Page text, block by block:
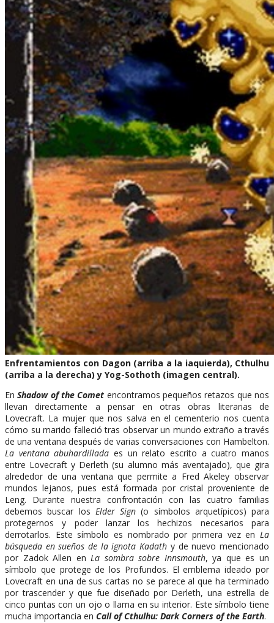
Enfrentamientos con Dagon (arriba a la iaquierda), Cthulhu
(arriba a la derecha) y Yog-Sothoth (imagen central).
EnShadow of the Comet encontramos pequeños retazos que nos
llevan directamente a pensar en otras obras literarias de
Lovecraft. La mujer que nos salva en el cementerio nos cuenta
cómo su marido falleció tras observar un mundo extraño a través
de una ventana después de varias conversaciones con Hambelton.
La ventana abuhardillada es un relato escrito a cuatro manos
entre Lovecraft y Derleth (su alumno más aventajado), que gira
alrededor de una ventana que permite a Fred Akeley observar
mundos lejanos, pues está formada por cristal proveniente de
Leng. Durante nuestra confrontación con las cuatro familias
debemos buscar los Elder Sign (o símbolos arquetípicos) para
protegernos y poder lanzar los hechizos necesarios para
derrotarlos. Este símbolo es nombrado por primera vez en La
búsqueda en sueños de la ignota Kadath y de nuevo mencionado
por Zadok Allen enLa sombra sobre Innsmouth, ya que es un
símbolo que protege de los Profundos. El emblema ideado por
Lovecraft en una de sus cartas no se parece al que ha terminado
por trascender y que fue diseñado por Derleth, una estrella de
cinco puntas con un ojo o llama en su interior. Este símbolo tiene
mucha importancia en Call of Cthulhu: Dark Corners of the Earth.